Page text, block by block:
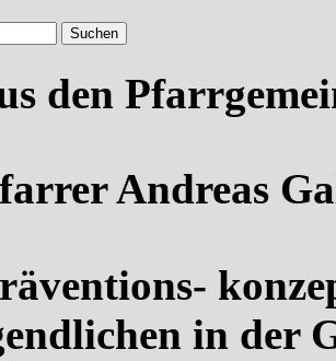
den
Andreas
in der